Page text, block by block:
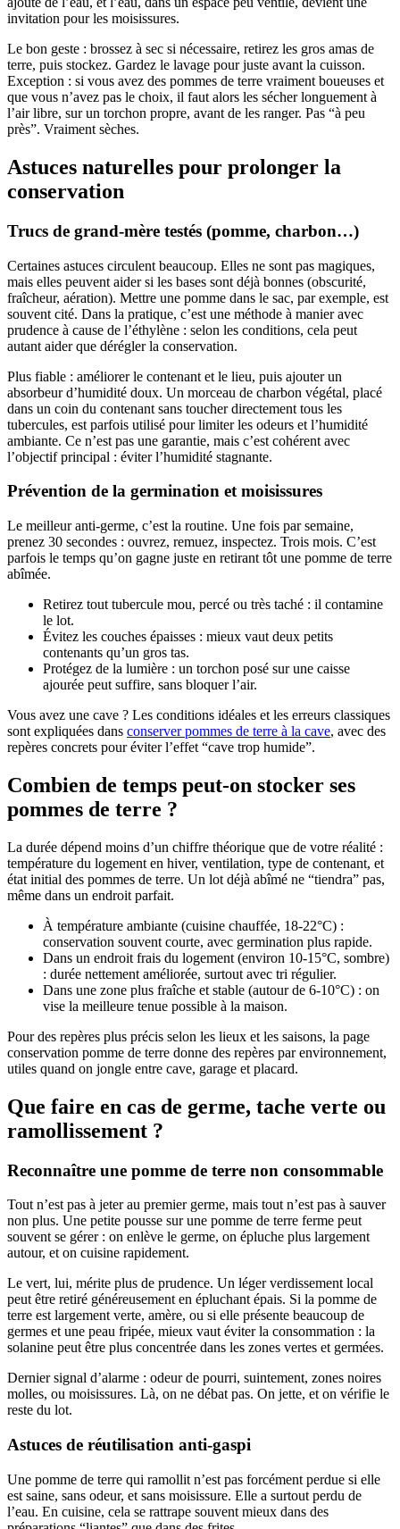
invitation pour les moisissures.
Le bon geste : brossez à sec si nécessaire, retirez les gros amas de
terre, puis stockez. Gardez le lavage pour juste avant la cuisson.
Exception : si vous avez des pommes de terre vraiment boueuses et
que vous n’avez pas le choix, il faut alors les sécher longuement à
l’air libre, sur un torchon propre, avant de les ranger. Pas “à peu
près”. Vraiment sèches.
Astuces naturelles pour prolonger la
conservation
Trucs de grand-mère testés (pomme, charbon…)
Certaines astuces circulent beaucoup. Elles ne sont pas magiques,
mais elles peuvent aider si les bases sont déjà bonnes (obscurité,
fraîcheur, aération). Mettre une pomme dans le sac, par exemple, est
souvent cité. Dans la pratique, c’est une méthode à manier avec
prudence à cause de l’éthylène : selon les conditions, cela peut
autant aider que dérégler la conservation.
Plus fiable : améliorer le contenant et le lieu, puis ajouter un
absorbeur d’humidité doux. Un morceau de charbon végétal, placé
dans un coin du contenant sans toucher directement tous les
tubercules, est parfois utilisé pour limiter les odeurs et l’humidité
ambiante. Ce n’est pas une garantie, mais c’est cohérent avec
l’objectif principal : éviter l’humidité stagnante.
Prévention de la germination et moisissures
Le meilleur anti-germe, c’est la routine. Une fois par semaine,
prenez 30 secondes : ouvrez, remuez, inspectez. Trois mois. C’est
parfois le temps qu’on gagne juste en retirant tôt une pomme de terre
abîmée.
Retirez tout tubercule mou, percé ou très taché : il contamine
le lot.
Évitez les couches épaisses : mieux vaut deux petits
contenants qu’un gros tas.
Protégez de la lumière : un torchon posé sur une caisse
ajourée peut suffire, sans bloquer l’air.
Vous avez une cave ? Les conditions idéales et les erreurs classiques
sont expliquées dans conserver pommes de terre à la cave, avec des
repères concrets pour éviter l’effet “cave trop humide”.
Combien de temps peut-on stocker ses
pommes de terre ?
La durée dépend moins d’un chiffre théorique que de votre réalité :
température du logement en hiver, ventilation, type de contenant, et
état initial des pommes de terre. Un lot déjà abîmé ne “tiendra” pas,
même dans un endroit parfait.
À température ambiante (cuisine chauffée, 18-22°C) :
conservation souvent courte, avec germination plus rapide.
Dans un endroit frais du logement (environ 10-15°C, sombre)
: durée nettement améliorée, surtout avec tri régulier.
Dans une zone plus fraîche et stable (autour de 6-10°C) : on
vise la meilleure tenue possible à la maison.
Pour des repères plus précis selon les lieux et les saisons, la page
conservation pomme de terre donne des repères par environnement,
utiles quand on jongle entre cave, garage et placard.
Que faire en cas de germe, tache verte ou
ramollissement ?
Reconnaître une pomme de terre non consommable
Tout n’est pas à jeter au premier germe, mais tout n’est pas à sauver
non plus. Une petite pousse sur une pomme de terre ferme peut
souvent se gérer : on enlève le germe, on épluche plus largement
autour, et on cuisine rapidement.
Le vert, lui, mérite plus de prudence. Un léger verdissement local
peut être retiré généreusement en épluchant épais. Si la pomme de
terre est largement verte, amère, ou si elle présente beaucoup de
germes et une peau fripée, mieux vaut éviter la consommation : la
solanine peut être plus concentrée dans les zones vertes et germées.
Dernier signal d’alarme : odeur de pourri, suintement, zones noires
molles, ou moisissures. Là, on ne débat pas. On jette, et on vérifie le
reste du lot.
Astuces de réutilisation anti-gaspi
Une pomme de terre qui ramollit n’est pas forcément perdue si elle
est saine, sans odeur, et sans moisissure. Elle a surtout perdu de
l’eau. En cuisine, cela se rattrape souvent mieux dans des